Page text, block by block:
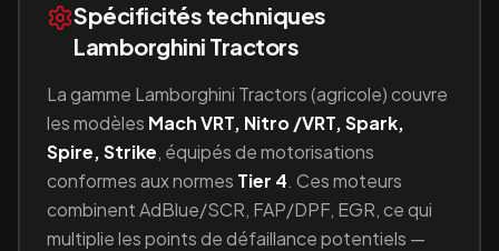
Spécificités techniques
Lamborghini Tractors
La gamme Lamborghini Tractors(agricole) couvre
les modèles Mach VRT, Nitro /VRT, Spark,
Spire, Strike, équipésde motorisations
conformes aux normes Tier 4. Ces moteurs
combinentAdBlue/SCR, FAP/DPF, EGR, ce qui
multiplie les points de défaillance potentiels —